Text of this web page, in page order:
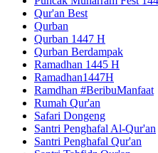
Qur'an Best
Qurban
Qurban 1447 H
Qurban Berdampak
Ramadhan 1445 H
Ramadhan1447H
Ramdhan #BeribuManfaat
Rumah Qur'an
Safari Dongeng
Santri Penghafal Al-Qur'an
Santri Penghafal Qur'an